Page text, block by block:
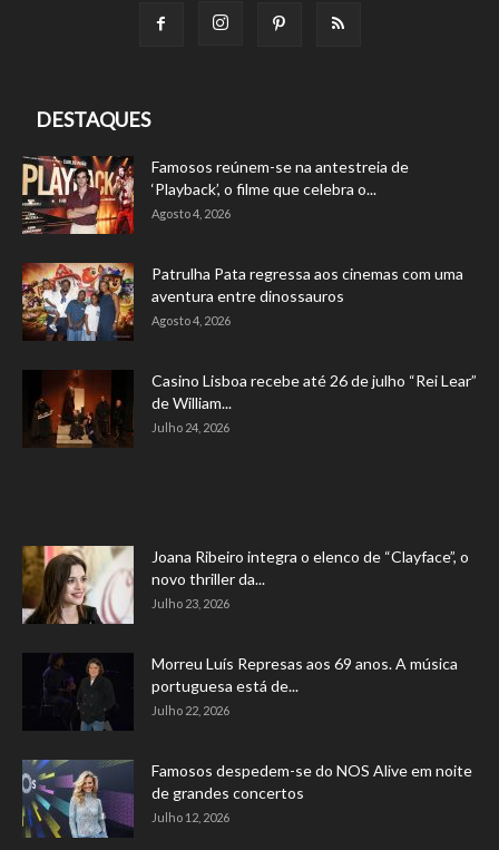
DESTAQUES
Famosos reúnem-se na antestreia de
‘Playback’, o filme que celebra o...
Agosto 4, 2026
Patrulha Pata regressa aos cinemas com uma
aventura entre dinossauros
Agosto 4, 2026
Casino Lisboa recebe até 26 de julho “Rei Lear”
de William...
Julho 24, 2026
Joana Ribeiro integra o elenco de “Clayface”, o
novo thriller da...
Julho 23, 2026
Morreu Luís Represas aos 69 anos. A música
portuguesa está de...
Julho 22, 2026
Famosos despedem-se do NOS Alive em noite
de grandes concertos
Julho 12, 2026